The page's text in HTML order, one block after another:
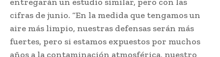
cifras de junio. “En la medida que tengamos un
aire más limpio, nuestras defensas serán más
fuertes, pero si estamos expuestos por muchos
años a la contaminación atmosférica, nuestro